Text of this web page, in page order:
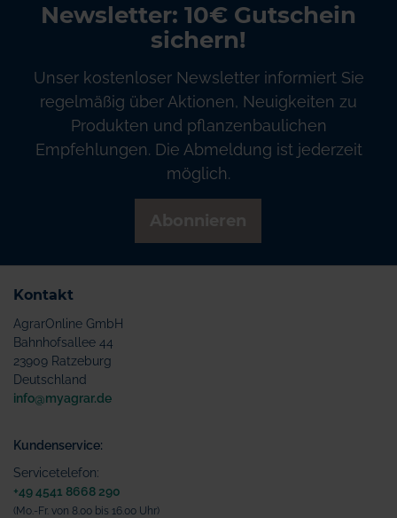
Newsletter: 10€ Gutschein
sichern!
Unser kostenloser Newsletter informiert Sie
regelmäßig über Aktionen, Neuigkeiten zu
Produkten und pflanzenbaulichen
Empfehlungen. Die Abmeldung ist jederzeit
möglich.
Kontakt
AgrarOnline GmbH
Bahnhofsallee 44
23909 Ratzeburg
Deutschland
info@myagrar.de
Kundenservice:
Servicetelefon:
+49 4541 8668 290
(Mo.-Fr. von 8.00 bis 16.00 Uhr)